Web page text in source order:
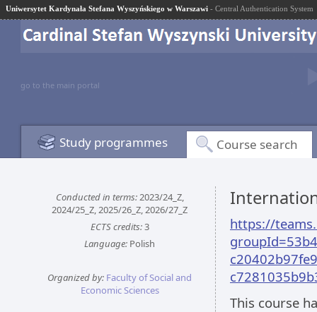
Uniwersytet Kardynała Stefana Wyszyńskiego w Warszawi - Central Authentication System
go to the main portal
Study programmes Course search
Conducted in terms:2023/24_Z,
2024/25_Z, 2025/26_Z, 2026/27_Z
ECTS credits:3
Language: Polish
Organized by: Faculty of Social and
Economic Sciences
https://
This course